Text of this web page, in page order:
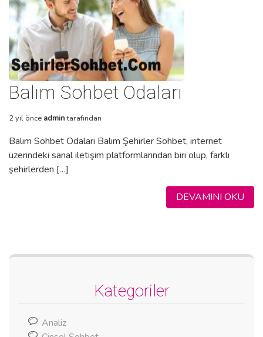
Balım Sohbet Odaları
2 yıl önce admintarafından
Balım Sohbet Odaları Balım Şehirler Sohbet, internet
üzerindeki sanal iletişim platformlarından biri olup, farklı
şehirlerden […]
DEVAMINI OKU
Kategoriler
Analiz